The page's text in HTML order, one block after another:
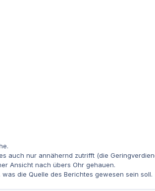
auch nur annähernd zutrifft (die
Ansicht nach übers Ohr gehauen.
die Quelle des Berichtes gewesen sein soll.